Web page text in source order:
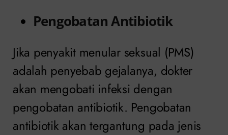
Pengobatan Antibiotik
Jika penyakit menular seksual (PMS)
adalah penyebab gejalanya, dokter
akan mengobati infeksi dengan
pengobatan antibiotik. Pengobatan
antibiotik akan tergantung pada jenis